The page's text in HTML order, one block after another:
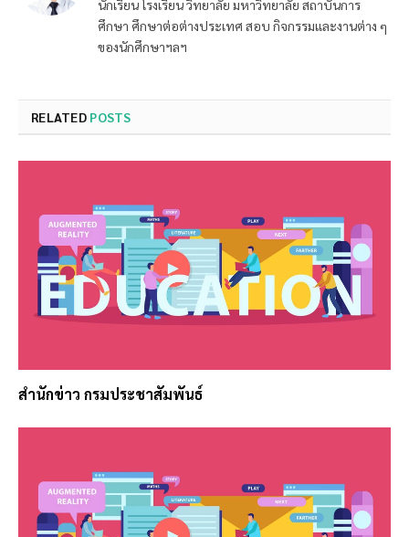
นักเรียน โรงเรียน วิทยาลัย มหาวิทยาลัย สถาบันการ
ศึกษา ศึกษาต่อต่างประเทศ สอบ กิจกรรมและงานต่าง ๆ
ของนักศึกษาฯลฯ
RELATED POSTS
สำนักข่าว กรมประชาสัมพันธ์